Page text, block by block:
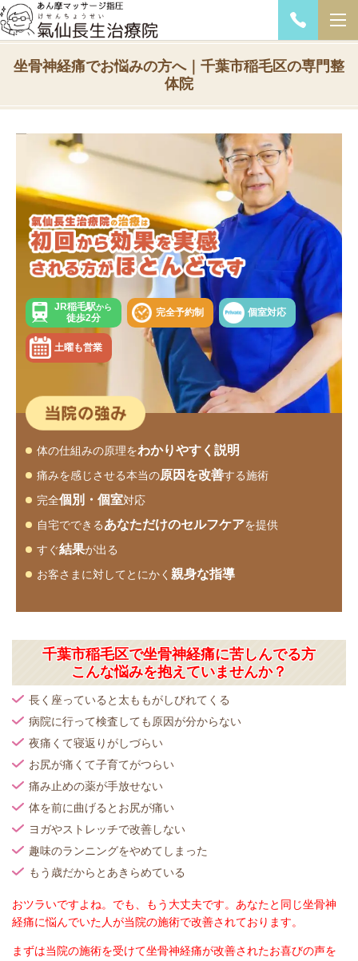
坐骨神経痛でお悩みの方へ｜千葉市稲毛区の専門整
体院
JR稲毛駅から
徒歩2分 完全予約制 個室対応
土曜も営業
体の仕組みの原理をわかりやすく説明
痛みを感じさせる本当の原因を改善する施術
完全個別・個室対応
自宅でできるあなただけのセルフケアを提供
すぐ結果が出る
お客さまに対してとにかく 親身な指導
千葉市稲毛区で坐骨神経痛に苦しんでる方
こんな悩みを抱えていませんか？
長く座っていると太ももがしびれてくる
病院に行って検査しても原因が分からない
夜痛くて寝返りがしづらい
お尻が痛くて子育てがつらい
痛み止めの薬が手放せない
体を前に曲げるとお尻が痛い
ヨガやストレッチで改善しない
趣味のランニングをやめてしまった
もう歳だからとあきらめている
おツラいですよね。でも、もう大丈夫です。あなたと同じ坐骨神
経痛に悩んでいた人が当院の施術で改善されております。
まずは当院の施術を受けて坐骨神経痛が改善されたお喜びの声を